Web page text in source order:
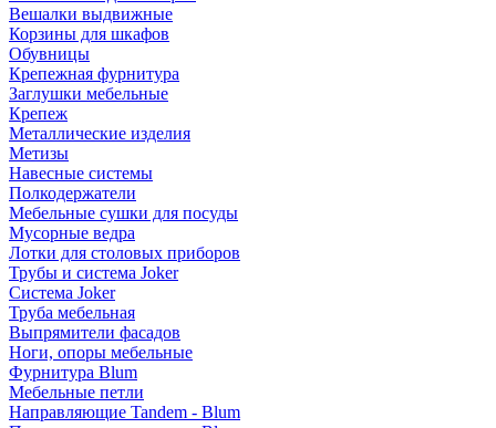
Вешалки выдвижные
Корзины для шкафов
Обувницы
Крепежная фурнитура
Заглушки мебельные
Крепеж
Металлические изделия
Метизы
Навесные системы
Полкодержатели
Мебельные сушки для посуды
Мусорные ведра
Лотки для столовых приборов
Трубы и система Joker
Система Joker
Труба мебельная
Выпрямители фасадов
Ноги, опоры мебельные
Фурнитура Blum
Мебельные петли
Направляющие Tandem - Blum